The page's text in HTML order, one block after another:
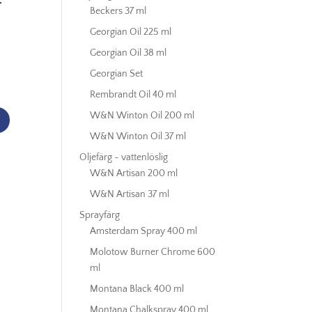
Beckers 37 ml
Georgian Oil 225 ml
Georgian Oil 38 ml
Georgian Set
Rembrandt Oil 40 ml
W&N Winton Oil 200 ml
W&N Winton Oil 37 ml
Oljefärg - vattenlöslig
W&N Artisan 200 ml
W&N Artisan 37 ml
Sprayfärg
Amsterdam Spray 400 ml
Molotow Burner Chrome 600
ml
Montana Black 400 ml